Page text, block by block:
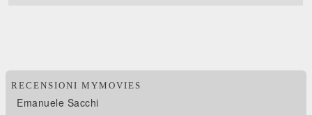
RECENSIONI MYMOVIES
Emanuele Sacchi